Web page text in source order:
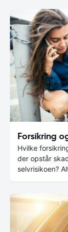
Forsikring
Hvilke
der opstår
selvrisikoen?